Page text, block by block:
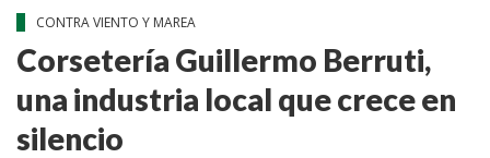
CONTRA VIENTO Y MAREA
Corsetería Guillermo Berruti,
una industria local que crece en
silencio